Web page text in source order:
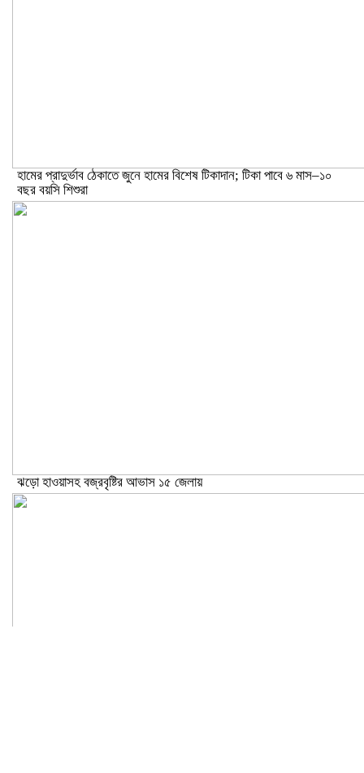
হামের প্রাদুর্ভাব ঠেকাতে জুনে হামের বিশেষ টিকাদান; টিকা পাবে ৬ মাস–১০
বছর বয়সি শিশুরা
ঝড়ো হাওয়াসহ বজ্রবৃষ্টির আভাস ১৫ জেলায়